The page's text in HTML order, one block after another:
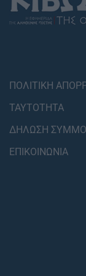
ΠΟΛΙΤΙΚΗ
ΤΑΥΤΟΤΗΤΑ
ΔΗΛΩΣΗ
ΕΠΙΚΟΙΝΩΝΙΑ